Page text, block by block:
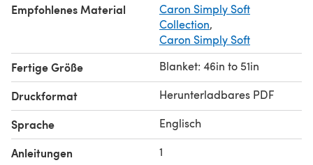
Empfohlenes Material
Caron Simply Soft
Collection,
Caron Simply Soft
Fertige Größe Blanket: 46in to 51in
Druckformat Herunterladbares PDF
Sprache Englisch
Anleitungen 1